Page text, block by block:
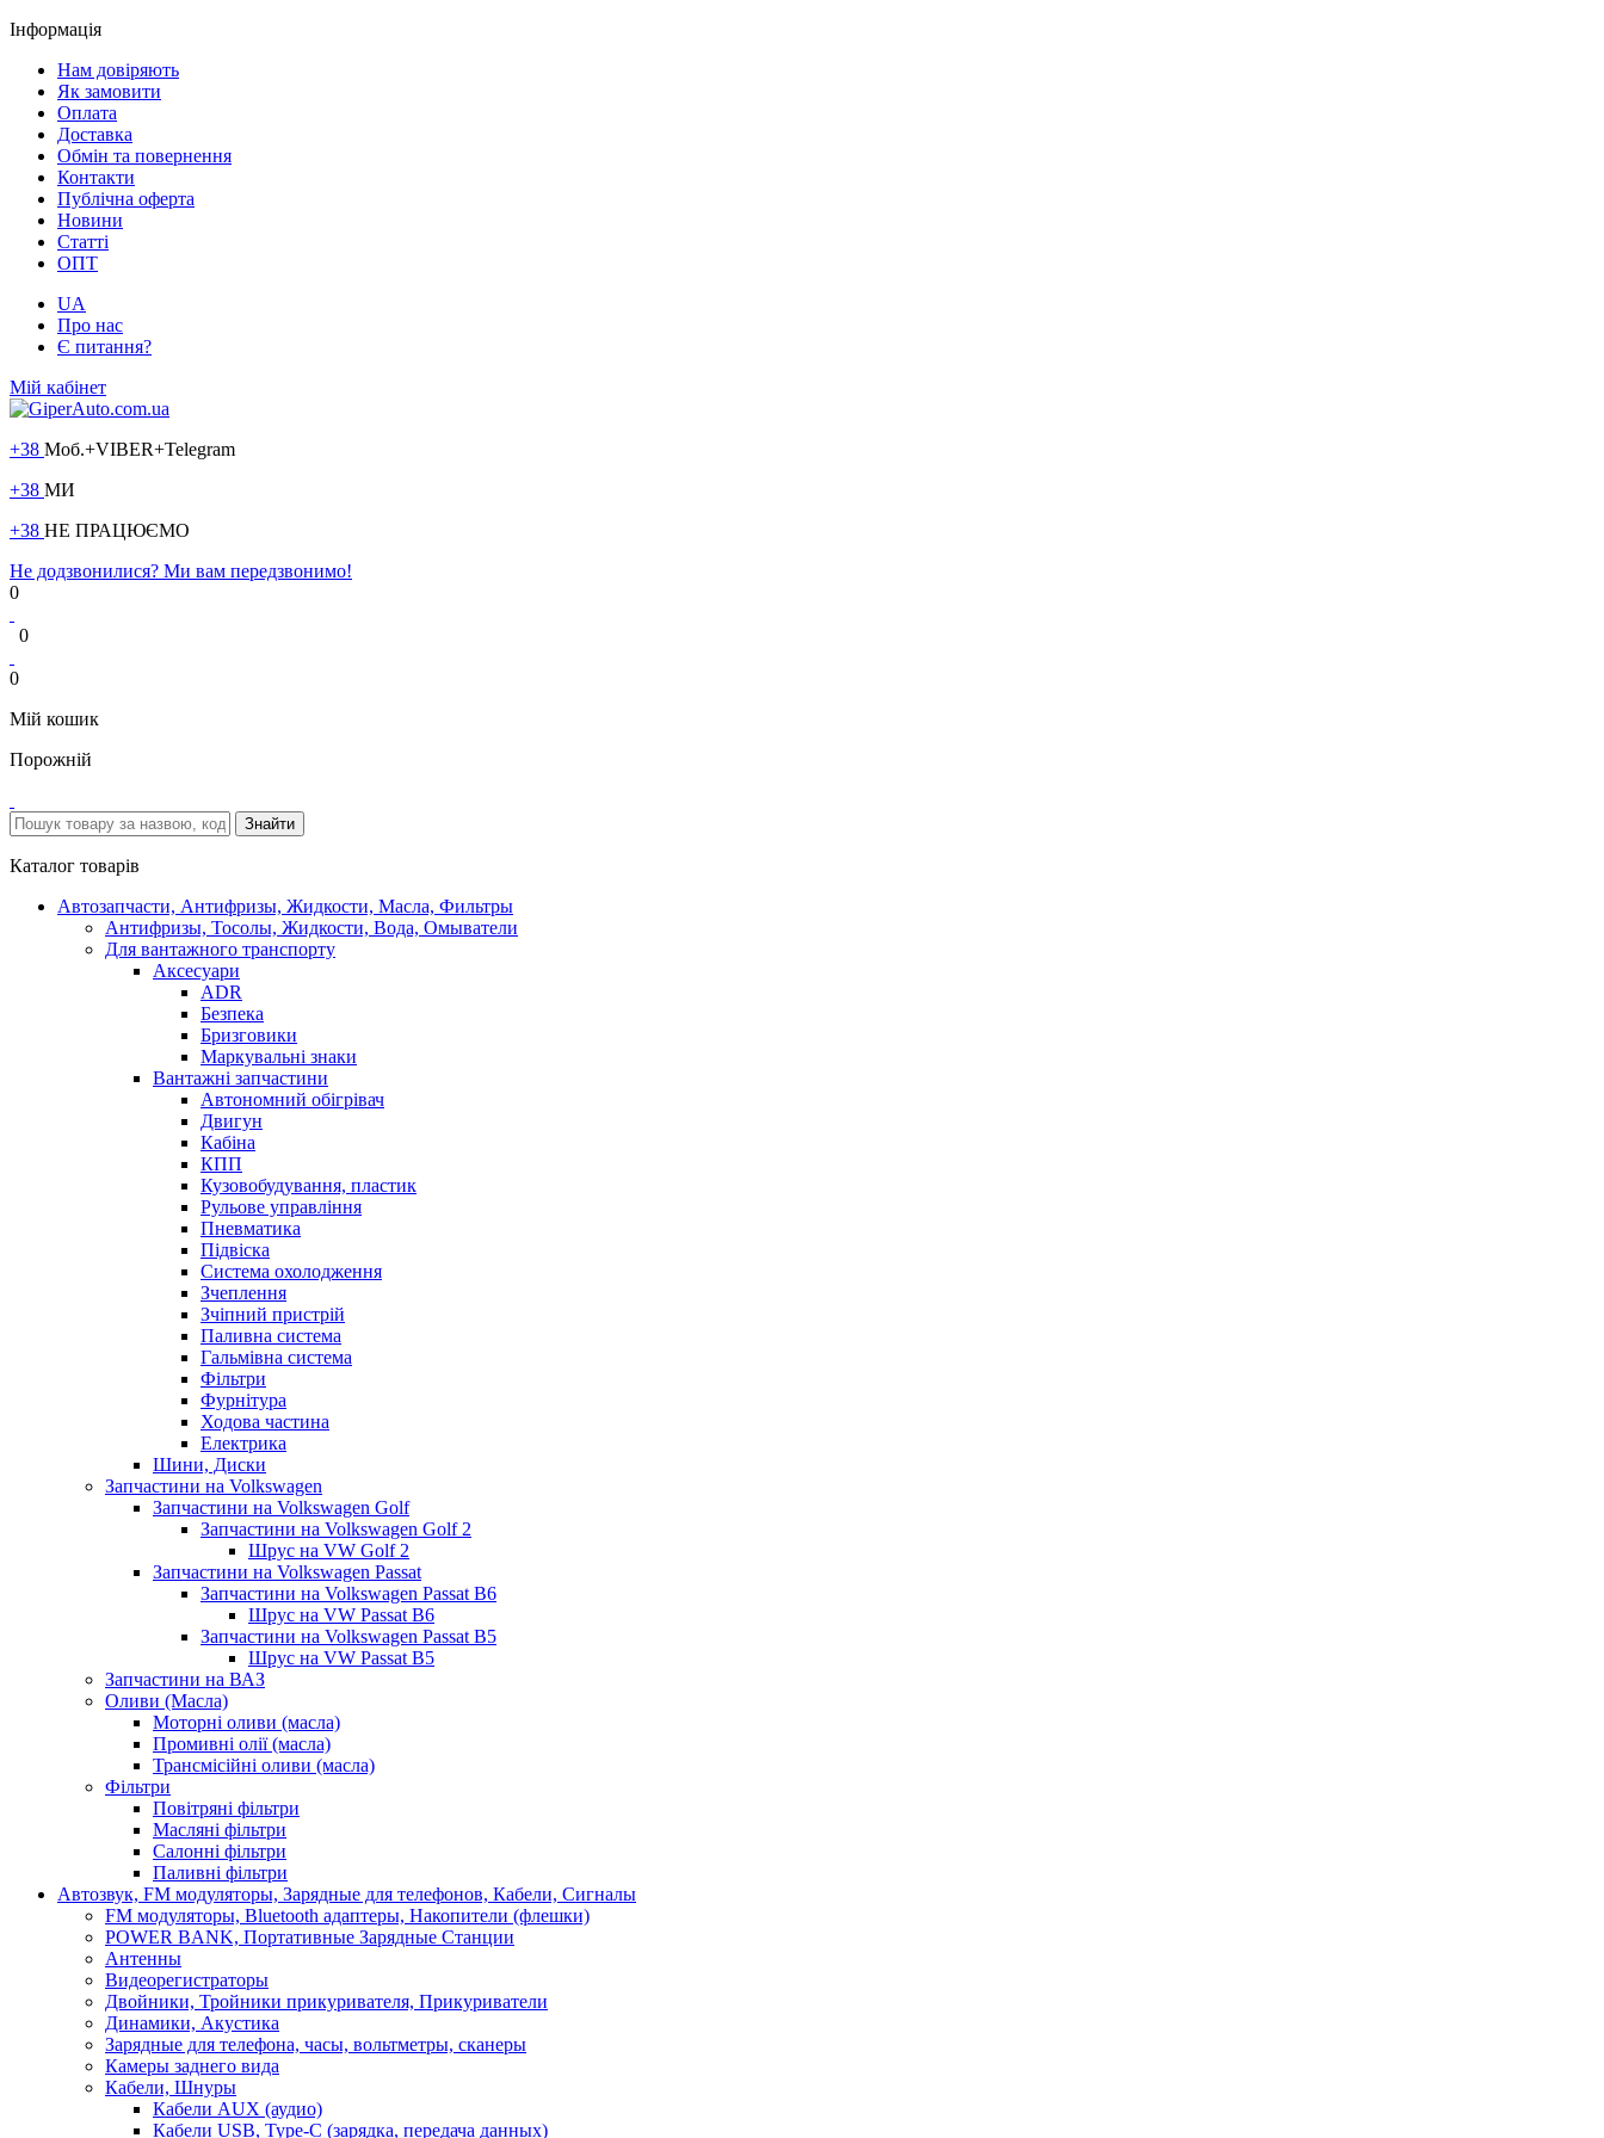
Інформація
Нам довіряють
Як замовити
Оплата
Доставка
Обмін та повернення
Контакти
Публічна оферта
Новини
Статті
ОПТ
UA
Про нас
Є питання?
Мій кабінет
+38 Моб.+VIBER+Telegram
+38 МИ
+38 НЕ ПРАЦЮЄМО
Не додзвонилися? Ми вам передзвонимо!
0
0
0
Мій кошик
Порожній
Каталог товарів
Автозапчасти, Антифризы, Жидкости, Масла, Фильтры
Антифризы, Тосолы, Жидкости, Вода, Омыватели
Для вантажного транспорту
Аксесуари
ADR
Безпека
Бризговики
Маркувальні знаки
Вантажні запчастини
Автономний обігрівач
Двигун
Кабіна
КПП
Кузовобудування, пластик
Рульове управління
Пневматика
Підвіска
Система охолодження
Зчеплення
Зчіпний пристрій
Паливна система
Гальмівна система
Фільтри
Фурнітура
Ходова частина
Електрика
Шини, Диски
Запчастини на Volkswagen
Запчастини на Volkswagen Golf
Запчастини на Volkswagen Golf 2
Шрус на VW Golf 2
Запчастини на Volkswagen Passat
Запчастини на Volkswagen Passat B6
Шрус на VW Passat B6
Запчастини на Volkswagen Passat B5
Шрус на VW Passat B5
Запчастини на ВАЗ
Оливи (Масла)
Моторні оливи (масла)
Промивні олії (масла)
Трансмісійні оливи (масла)
Фільтри
Повітряні фільтри
Масляні фільтри
Салонні фільтри
Паливні фільтри
Автозвук, FM модуляторы, Зарядные для телефонов, Кабели, Сигналы
FM модуляторы, Bluetooth адаптеры, Накопители (флешки)
POWER BANK, Портативные Зарядные Станции
Антенны
Видеорегистраторы
Двойники, Тройники прикуривателя, Прикуриватели
Динамики, Акустика
Зарядные для телефона, часы, вольтметры, сканеры
Камеры заднего вида
Кабели, Шнуры
Кабели AUX (аудио)
Кабели USB, Type-C (зарядка, передача данных)